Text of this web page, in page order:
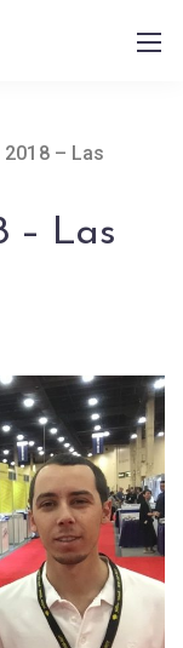
2018 – Las
– Las